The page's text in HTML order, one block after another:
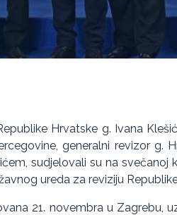
Hrvatske g. Ivana
generalni revizor g.
sudjelovali su na svečanoj
ureda za reviziju
21. novembra u Zagrebu,